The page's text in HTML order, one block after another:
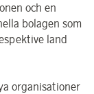
och en
bolagen som
land
organisationer